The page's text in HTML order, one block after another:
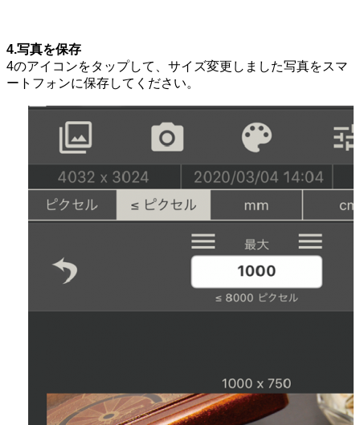
4.写真を保存
4のアイコンをタップして、サイズ変更しました写真をスマ
ートフォンに保存してください。